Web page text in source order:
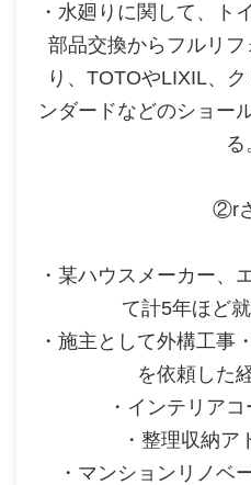
・水廻りに関して、ト
部品交換からフルリ
り、TOTOやLIXIL、
ンダードなどのショー
る
②r
・某ハウスメーカー、
て計5年ほど
・施主として外構工事
を依頼した
・インテリア
・整理収納ア
・マンションリノベ